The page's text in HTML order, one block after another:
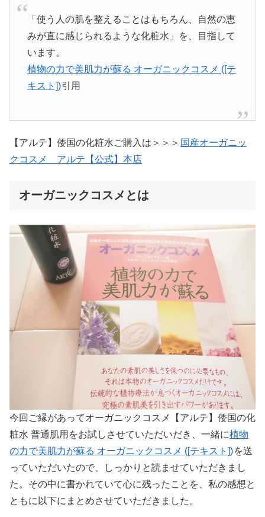
「使う人の肌を整えることはもちろん、自然の恵
みが直に感じられるような化粧水」を、目指して
います。
植物の力で美肌力が蘇る オーガニックコスメ ([テ
キスト])引用
【アルテ】倭国の化粧水ご購入は＞＞＞ 国産オーガニッ
クコスメ アルテ【公式】本店
オーガニックコスメとは
今回ご縁があってオーガニックコスメ【アルテ】倭国の化
粧水 普通肌用をお試しさせていただいだき、一緒に植物
の力で美肌力が蘇る オーガニックコスメ ([テキスト])を送
っていただいたので、しっかりと読ませていただきまし
た。その中に書かれていて心に残ったことを、私の感想と
ともに以下にまとめさせていただきました。